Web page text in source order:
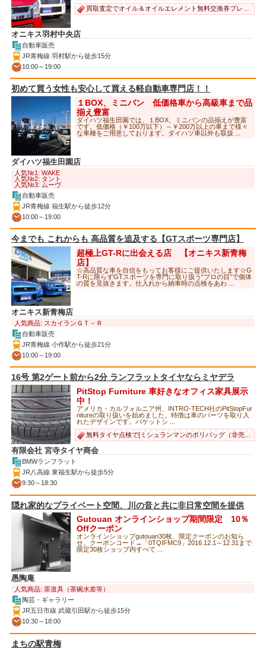
買取査定でオイル＆オイルエレメント無料交換券プレゼント
オニキス羽村中央店
自動車販売
JR青梅線 羽村駅から徒歩15分
10:00～19:00
初めて買う女性も安心して買える軽自動車専門店！！
１BOX、ミニバン 低価格車から高級車まで品
揃え豊富
ダイハツ福生田園では、１BOX、ミニバンの品揃えが豊富
です。低価格（￥100万以下）～￥200万以上の車まで様々
な車種をご用意しております。ダイハツ車以外も取扱 ...
ダイハツ福生田園店
人気№1: WAKE
人気№2: タント
人気№3: ムーヴ
自動車販売
JR青梅線 福生駅から徒歩12分
10:00～19:00
今までも これからも 高品質を追及する【GTスポーツ専門店】
超極上GT-Rに出会える店 【オニキス新青梅
店】
☆高品質な車を自信をもってお客様にご提供いたします☆G
T-Rに限らずGTスポーツを専門に取り扱う“プロの目”で個体
の質を見抜きます。仕入れから納車時の点検をあわ ...
オニキス新青梅店
人気商品: スカイランＧＴ－Ｒ
自動車販売
JR青梅線 小作駅から徒歩21分
10:00～19:00
16号 第2ゲート前から2分 ランフラットタイヤならミヤデラ
PitStop Furniture 車好きなオフィス家具展示
中！
アメリカ・カルフォルニア州、INTRO-TECH社のPitStopFur
nitureの取り扱いを始めました。特徴は車のパーツを取り入
れたデザインです。バケットシ ...
無料タイヤ点検で[ミシュランマンのポリバッグ（非売品）] プレゼント！
有限会社 宮寺タイヤ商会
BMWランフラット
JR八高線 東福生駅から徒歩5分
9:30～18:30
隠れ家的なプライベート空間、川の音と共に非日常空間を提供
Gutouan オンラインショップ期間限定 10％
Offクーポン
オンラインショップgutouan30枚、限定クーポンのお知ら
せ。クーポンコード→「0TQIFMC9」2016.12.1～12.31まで
限定30枚ショップ内すべて ...
愚陶庵
人気商品: 茶道具（茶碗水差等）
陶芸・ギャラリー
JR五日市線 武蔵引田駅から徒歩15分
10:30～18:00
まちの駅青梅